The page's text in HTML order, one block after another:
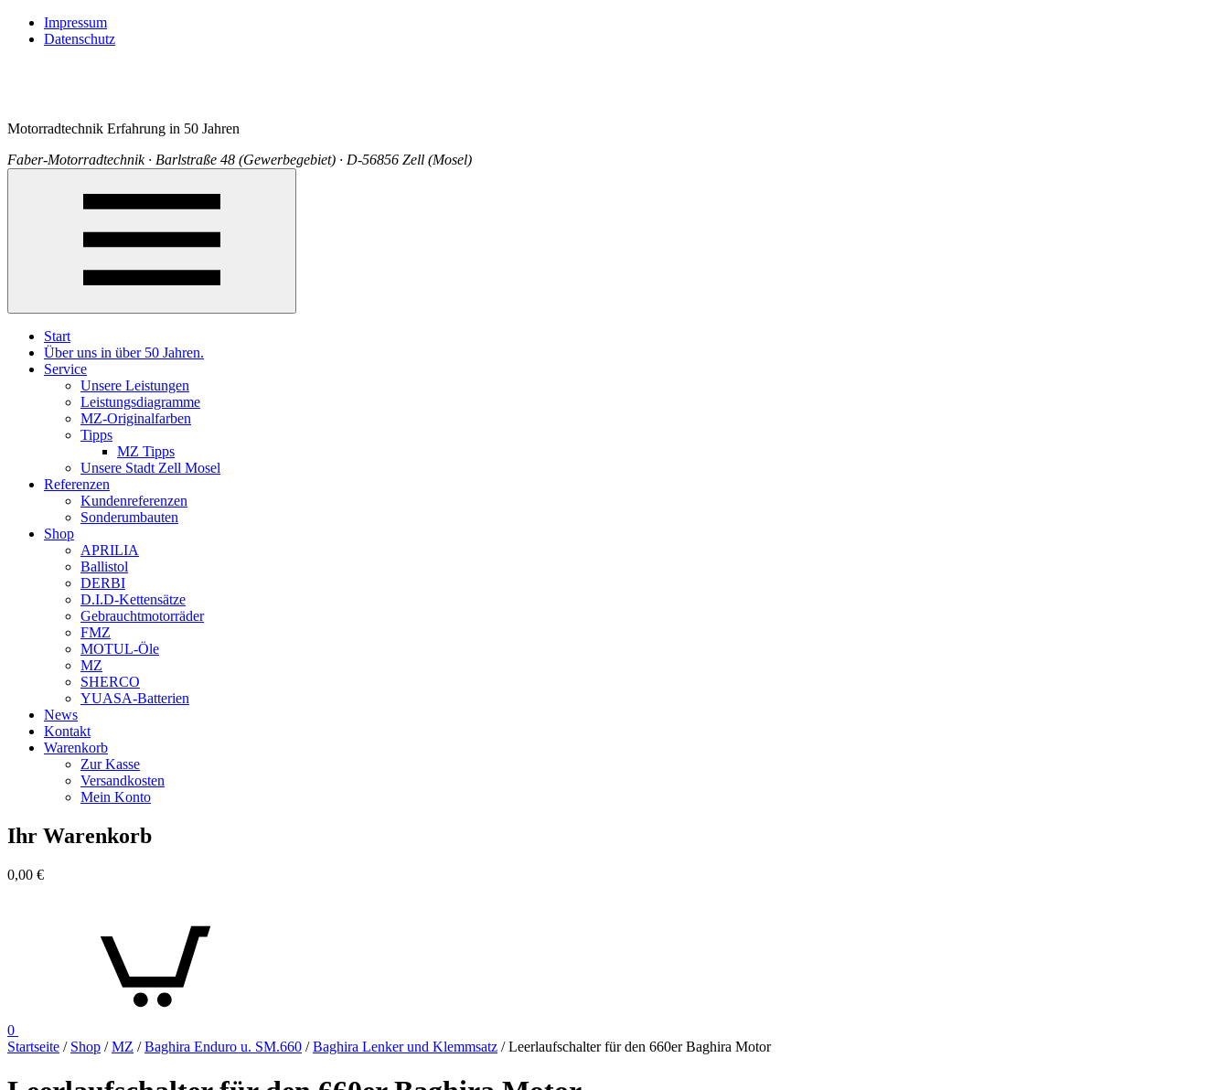
Impressum
Datenschutz
Motorradtechnik Erfahrung in 50 Jahren
Faber-Motorradtechnik · Barlstraße 48 (Gewerbegebiet) · D-56856 Zell (Mosel)
Start
Über uns in über 50 Jahren.
Service
Unsere Leistungen
Leistungsdiagramme
MZ-Originalfarben
Tipps
MZ Tipps
Unsere Stadt Zell Mosel
Referenzen
Kundenreferenzen
Sonderumbauten
Shop
APRILIA
Ballistol
DERBI
D.I.D-Kettensätze
Gebrauchtmotorräder
FMZ
MOTUL-Öle
MZ
SHERCO
YUASA-Batterien
News
Kontakt
Warenkorb
Zur Kasse
Versandkosten
Mein Konto
Ihr Warenkorb
0,00 €
0
Startseite / Shop /MZ /Baghira Enduro u. SM.660 /Baghira Lenker und Klemmsatz / Leerlaufschalter für den 660er Baghira Motor